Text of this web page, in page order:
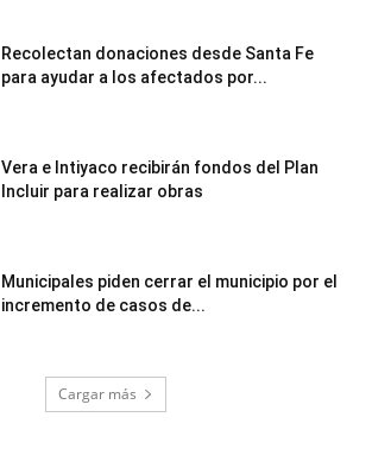
Recolectan donaciones desde Santa Fe
para ayudar a los afectados por...
Vera e Intiyaco recibirán fondos del Plan
Incluir para realizar obras
Municipales piden cerrar el municipio por el
incremento de casos de...
Cargar más